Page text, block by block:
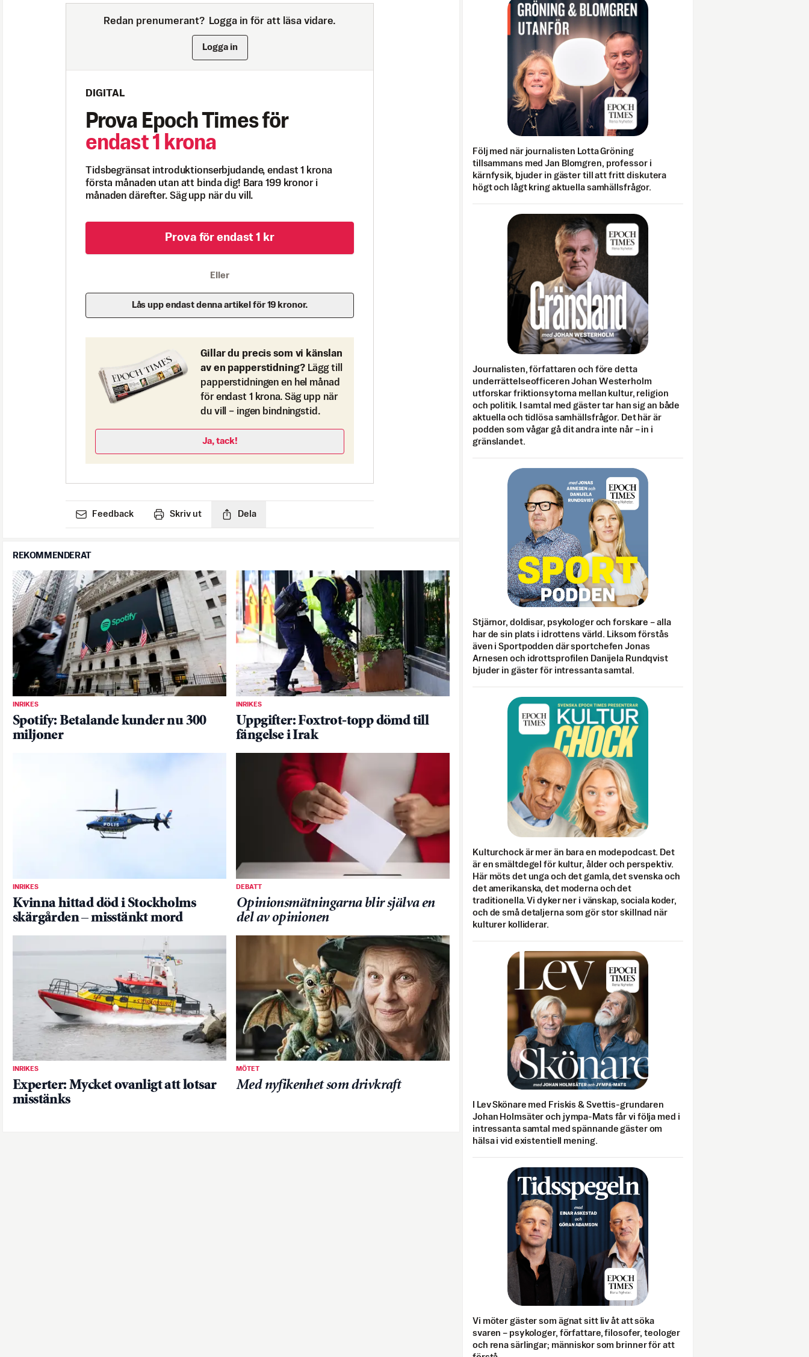
Redan prenumerant? Logga in för att läsa vidare.
Logga in
DIGITAL
Prova Epoch Times för
endast 1 krona
Tidsbegränsat introduktionserbjudande, endast 1 krona
första månaden utan att binda dig! Bara 199 kronor i
månaden därefter. Säg upp när du vill.
Prova för endast 1 kr
Eller
Lås upp endast denna artikel för 19 kronor.
Gillar du precis som vi känslan
av en papperstidning? Lägg till
papperstidningen en hel månad
för endast 1 krona. Säg upp när
du vill – ingen bindningstid.
Ja, tack!
Feedback Skriv ut Dela
REKOMMENDERAT
INRIKES
Spotify: Betalande kunder nu 300
miljoner
INRIKES
Uppgifter: Foxtrot-topp dömd till
fängelse i Irak
INRIKES
Kvinna hittad död i Stockholms
skärgården – misstänkt mord
DEBATT
Opinionsmätningarna blir själva en
del av opinionen
INRIKES
Experter: Mycket ovanligt att lotsar
misstänks
MÖTET
Med nyfikenhet som drivkraft
Följ med när journalisten Lotta Gröning
tillsammans med Jan Blomgren, professor i
kärnfysik, bjuder in gäster till att fritt diskutera
högt och lågt kring aktuella samhällsfrågor.
Journalisten, författaren och före detta
underrättelseofficeren Johan Westerholm
utforskar friktionsytorna mellan kultur, religion
och politik. I samtal med gäster tar han sig an både
aktuella och tidlösa samhällsfrågor. Det här är
podden som vågar gå dit andra inte når – in i
gränslandet.
Stjärnor, doldisar, psykologer och forskare – alla
har de sin plats i idrottens värld. Liksom förstås
även i Sportpodden där sportchefen Jonas
Arnesen och idrottsprofilen Danijela Rundqvist
bjuder in gäster för intressanta samtal.
Kulturchock är mer än bara en modepodcast. Det
är en smältdegel för kultur, ålder och perspektiv.
Här möts det unga och det gamla, det svenska och
det amerikanska, det moderna och det
traditionella. Vi dyker ner i vänskap, sociala koder,
och de små detaljerna som gör stor skillnad när
kulturer kolliderar.
I Lev Skönare med Friskis & Svettis-grundaren
Johan Holmsäter och jympa-Mats får vi följa med i
intressanta samtal med spännande gäster om
hälsa i vid existentiell mening.
Vi möter gäster som ägnat sitt liv åt att söka
svaren – psykologer, författare, filosofer, teologer
och rena särlingar; människor som brinner för att